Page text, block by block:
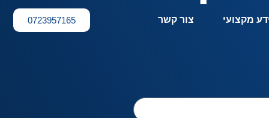
מקצועי צור קשר 0723957165